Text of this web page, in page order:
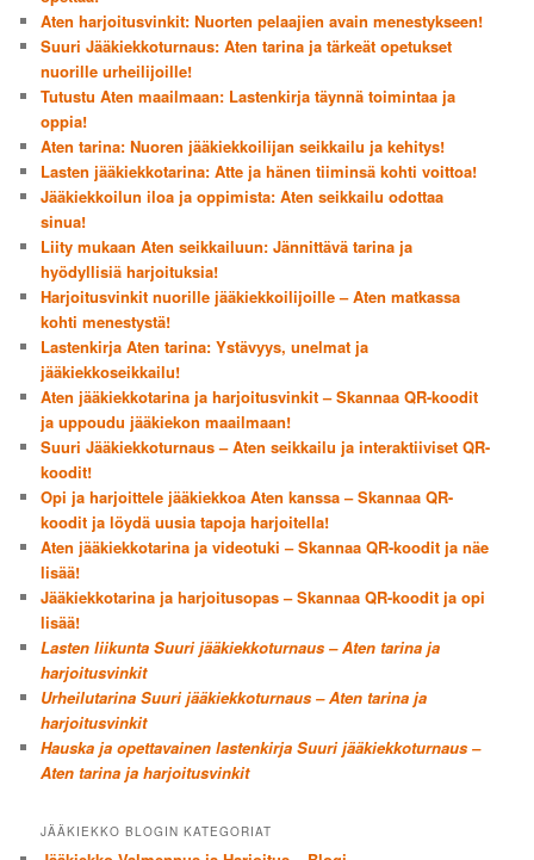
Aten harjoitusvinkit: Nuorten pelaajien avain menestykseen!
Suuri Jääkiekkoturnaus: Aten tarina ja tärkeät opetukset
nuorille urheilijoille!
Tutustu Aten maailmaan: Lastenkirja täynnä toimintaa ja
oppia!
Aten tarina: Nuoren jääkiekkoilijan seikkailu ja kehitys!
Lasten jääkiekkotarina: Atte ja hänen tiiminsä kohti voittoa!
Jääkiekkoilun iloa ja oppimista: Aten seikkailu odottaa
sinua!
Liity mukaan Aten seikkailuun: Jännittävä tarina ja
hyödyllisiä harjoituksia!
Harjoitusvinkit nuorille jääkiekkoilijoille – Aten matkassa
kohti menestystä!
Lastenkirja Aten tarina: Ystävyys, unelmat ja
jääkiekkoseikkailu!
Aten jääkiekkotarina ja harjoitusvinkit – Skannaa QR-koodit
ja uppoudu jääkiekon maailmaan!
Suuri Jääkiekkoturnaus – Aten seikkailu ja interaktiiviset QR-
koodit!
Opi ja harjoittele jääkiekkoa Aten kanssa – Skannaa QR-
koodit ja löydä uusia tapoja harjoitella!
Aten jääkiekkotarina ja videotuki – Skannaa QR-koodit ja näe
lisää!
Jääkiekkotarina ja harjoitusopas – Skannaa QR-koodit ja opi
lisää!
Lasten liikunta Suuri jääkiekkoturnaus – Aten tarina ja
harjoitusvinkit
Urheilutarina Suuri jääkiekkoturnaus – Aten tarina ja
harjoitusvinkit
Hauska ja opettavainen lastenkirja Suuri jääkiekkoturnaus –
Aten tarina ja harjoitusvinkit
JÄÄKIEKKO BLOGIN KATEGORIAT